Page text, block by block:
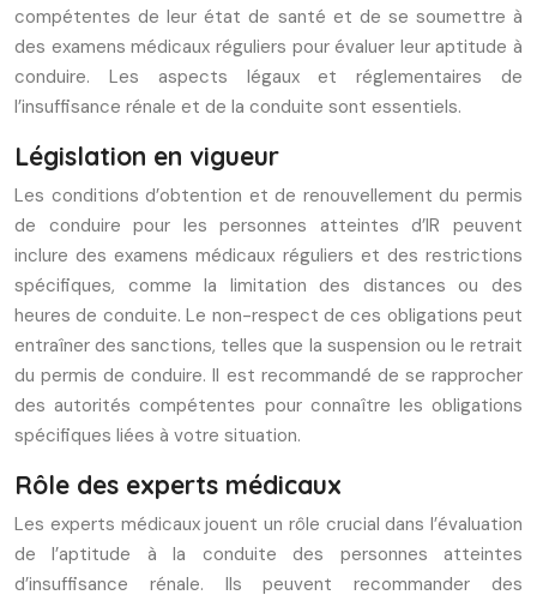
compétentes de leur état de santé et de se soumettre à
des examens médicaux réguliers pour évaluer leur aptitude à
conduire. Les aspects légaux et réglementaires de
l’insuffisance rénale et de la conduite sont essentiels.
Législation en vigueur
Les conditions d’obtention et de renouvellement du permis
de conduire pour les personnes atteintes d’IR peuvent
inclure des examens médicaux réguliers et des restrictions
spécifiques, comme la limitation des distances ou des
heures de conduite. Le non-respect de ces obligations peut
entraîner des sanctions, telles que la suspension ou le retrait
du permis de conduire. Il est recommandé de se rapprocher
des autorités compétentes pour connaître les obligations
spécifiques liées à votre situation.
Rôle des experts médicaux
Les experts médicaux jouent un rôle crucial dans l’évaluation
de l’aptitude à la conduite des personnes atteintes
d’insuffisance rénale. Ils peuvent recommander des